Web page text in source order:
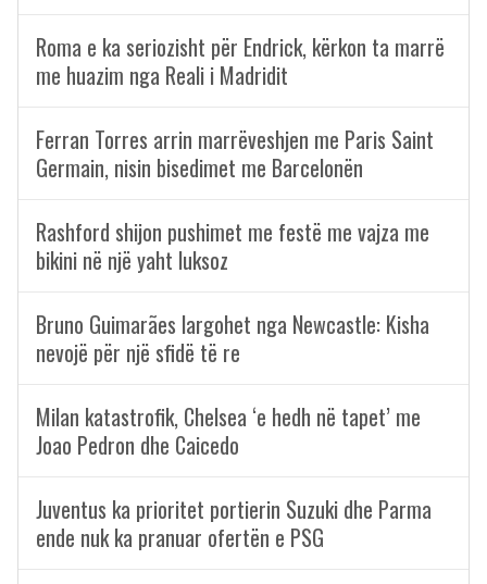
Roma e ka seriozisht për Endrick, kërkon ta marrë
me huazim nga Reali i Madridit
Ferran Torres arrin marrëveshjen me Paris Saint
Germain, nisin bisedimet me Barcelonën
Rashford shijon pushimet me festë me vajza me
bikini në një yaht luksoz
Bruno Guimarães largohet nga Newcastle: Kisha
nevojë për një sfidë të re
Milan katastrofik, Chelsea ‘e hedh në tapet’ me
Joao Pedron dhe Caicedo
Juventus ka prioritet portierin Suzuki dhe Parma
ende nuk ka pranuar ofertën e PSG